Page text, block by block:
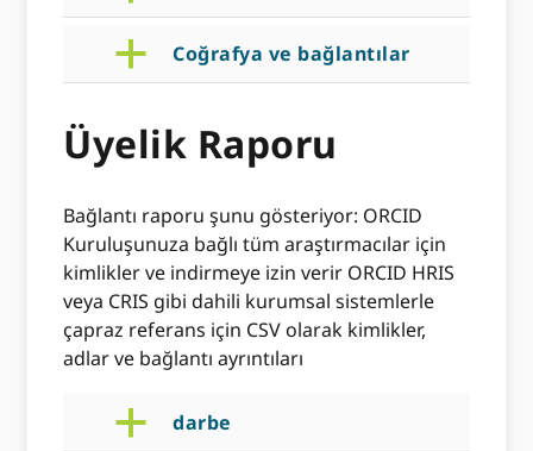
a Coğrafya ve bağlantılar
Üyelik Raporu
Bağlantı raporu şunu gösteriyor: ORCID
Kuruluşunuza bağlı tüm araştırmacılar için
kimlikler ve indirmeye izin verir ORCID HRIS
veya CRIS gibi dahili kurumsal sistemlerle
çapraz referans için CSV olarak kimlikler,
adlar ve bağlantı ayrıntıları
a darbe